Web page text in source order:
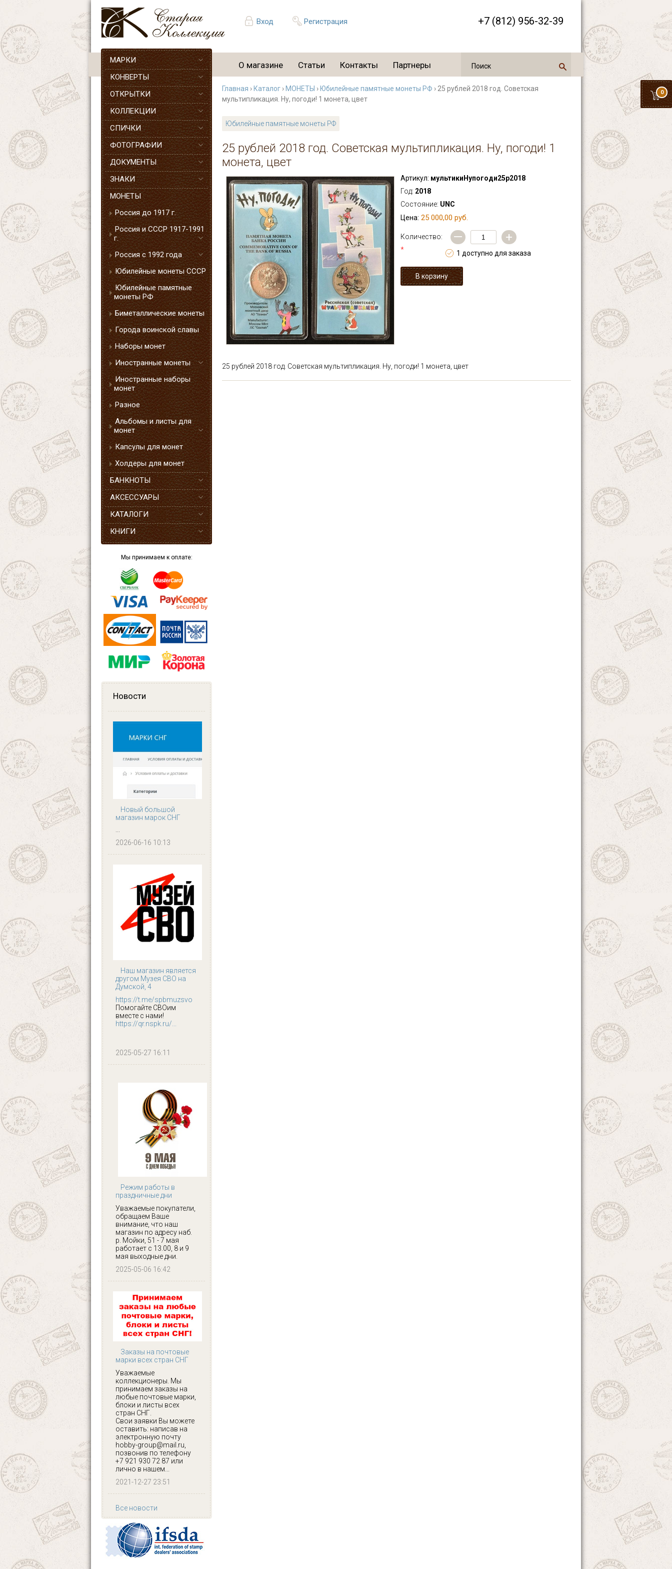
Вход Регистрация +7 (812) 956-32-39
0
О магазине Статьи Контакты Партнеры
МАРКИ
КОНВЕРТЫ
ОТКРЫТКИ
КОЛЛЕКЦИИ
СПИЧКИ
ФОТОГРАФИИ
ДОКУМЕНТЫ
ЗНАКИ
МОНЕТЫ
Россия до 1917 г.
Россия и СССР 1917-1991
г.
Россия с 1992 года
Юбилейные монеты СССР
Юбилейные памятные
монеты РФ
Биметаллические монеты
Города воинской славы
Наборы монет
Иностранные монеты
Иностранные наборы
монет
Разное
Альбомы и листы для
монет
Капсулы для монет
Холдеры для монет
БАНКНОТЫ
АКСЕССУАРЫ
КАТАЛОГИ
КНИГИ
Мы принимаем к оплате:
Новости
Новый большой
магазин марок СНГ
...
2026-06-16 10:13
Наш магазин является
другом Музея СВО на
Думской, 4
https://t.me/spbmuzsvo
Помогайте СВОим
вместе с нами!
https://qr.nspk.ru/...
2025-05-27 16:11
Режим работы в
праздничные дни
Уважаемые покупатели,
обращаем Ваше
внимание, что наш
магазин по адресу наб.
р. Мойки, 51 - 7 мая
работает с 13.00, 8 и 9
мая выходные дни.
2025-05-06 16:42
Заказы на почтовые
марки всех стран СНГ
Уважаемые
коллекционеры. Мы
принимаем заказы на
любые почтовые марки,
блоки и листы всех
стран СНГ.
Свои заявки Вы можете
оставить: написав на
электронную почту
hobby-group@mail.ru,
позвонив по телефону
+7 921 930 72 87 или
лично в нашем...
2021-12-27 23:51
Все новости
Главная › Каталог › МОНЕТЫ › Юбилейные памятные монеты РФ › 25 рублей 2018 год. Советская
мультипликация. Ну, погоди! 1 монета, цвет
Юбилейные памятные монеты РФ
25 рублей 2018 год. Советская мультипликация. Ну, погоди! 1
монета, цвет
Артикул: мультикиНупогоди25р2018
Год: 2018
Состояние: UNC
Цена: 25 000,00 руб.
Количество:
*
— +
1 доступно для заказа
25 рублей 2018 год. Советская мультипликация. Ну, погоди! 1 монета, цвет